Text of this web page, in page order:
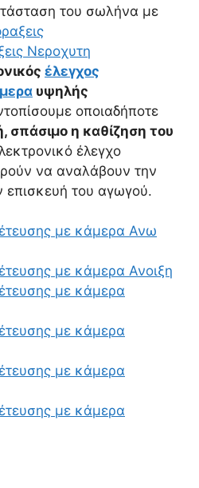
του σωλήνα με
Νεροχυτη
έλεγχος
υψηλής
οποιαδήποτε
σπάσιμο η καθίζηση του
έλεγχο
να αναλάβουν την
του αγωγού.
με κάμερα Ανω
με κάμερα Ανοιξη
με κάμερα
με κάμερα
με κάμερα
με κάμερα